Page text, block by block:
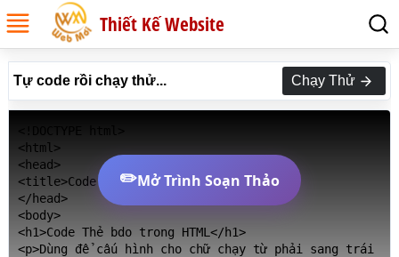
Thiết Kế Website
Tự code rồi chạy thử... Chạy Thử
<html>
<head>
<title>Code Thẻ bdo trong HTML</title>
</head>
<body>
<h1>Code Thẻ bdo trong HTML</h1>
<p>Dùng để cấu hình cho chữ chạy từ phải sang trái
✏️Mở Trình Soạn Thảo